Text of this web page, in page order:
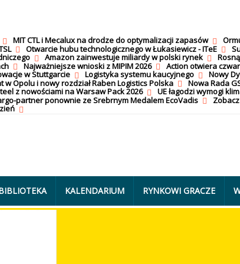
MIT CTL i Mecalux na drodze do optymalizacji zapasów
Otwarcie hubu technologicznego w Łukasiewicz - ITeE
Amazon zainwestuje miliardy w polski rynek
Najważniejsze wnioski z MIPIM 2026 Action otwiera
w Stuttgarcie Logistyka systemu kaucyjnego Nowy
w Opolu i nowy rozdział Raben Logistics Polska Nowa Rada
z nowościami na Warsaw Pack 2026 UE łagodzi wymogi
partner ponownie ze Srebrnym Medalem EcoVadis
KALENDARIUM RYNKOWI GRACZE